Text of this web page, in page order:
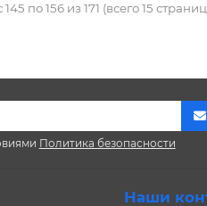
по 156 из 171 (всего 15
Политика безопасности
Наши